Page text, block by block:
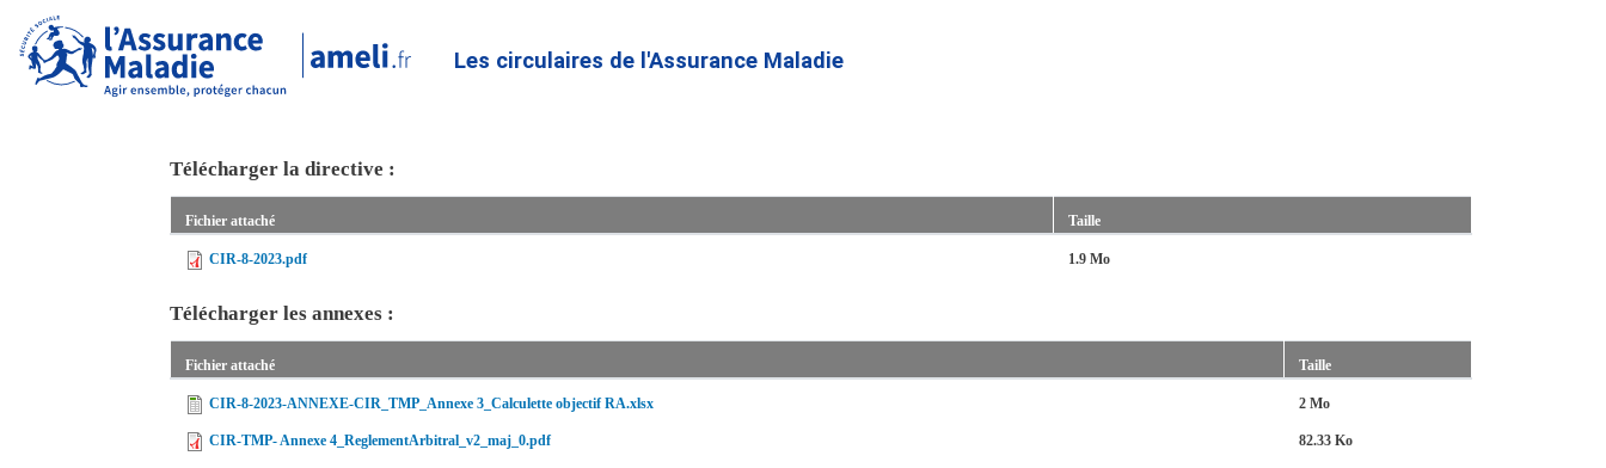
au
contenu
Les circulaires de l'Assurance Maladie
Télécharger la directive :
Fichier attaché Taille
CIR-8-2023.pdf 1.9 Mo
Télécharger les annexes :
Fichier attaché Taille
CIR-8-2023-ANNEXE-CIR_TMP_Annexe 3_Calculette objectif RA.xlsx 2 Mo
CIR-TMP- Annexe 4_ReglementArbitral_v2_maj_0.pdf 82.33 Ko